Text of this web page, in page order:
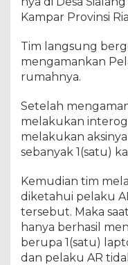
m
p
r
Kampar Provinsi
Tim langsung
mengamankan
rumahnya.
Setelah
melakukan
melakukan
sebanyak 1(satu)
Kemudian tim
diketahui pelaku
tersebut. Maka
hanya berhasil
berupa 1(satu)
dan pelaku AR